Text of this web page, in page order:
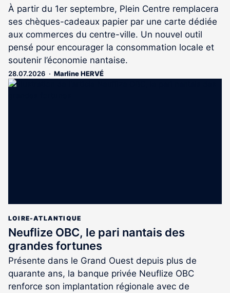
À partir du 1er septembre, Plein Centre remplacera
ses chèques-cadeaux papier par une carte dédiée
aux commerces du centre-ville. Un nouvel outil
pensé pour encourager la consommation locale et
soutenir l’économie nantaise.
28.07.2026 Marline HERVÉ
LOIRE-ATLANTIQUE
Neuflize OBC, le pari nantais des
grandes fortunes
Présente dans le Grand Ouest depuis plus de
quarante ans, la banque privée Neuflize OBC
renforce son implantation régionale avec de